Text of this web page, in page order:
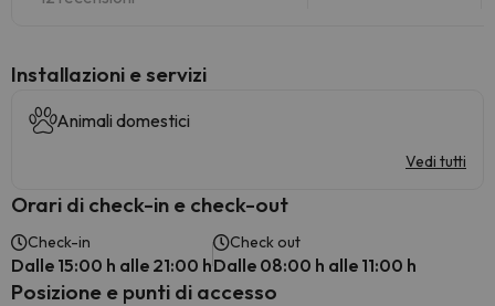
Installazioni e servizi
Animali domestici
Vedi tutti
Orari di check-in e check-out
Check-in
Dalle 15:00 h alle 21:00 h
Check out
Dalle 08:00 h alle 11:00 h
Posizione e punti di accesso